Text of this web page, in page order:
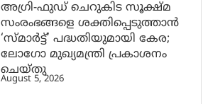
അഗ്രി-ഫുഡ് ചെറുകിട സൂക്ഷ്മ
സംരംഭങ്ങളെ ശക്തിപ്പെടുത്താന്‍
‘സ്മാര്‍ട്ട്’ പദ്ധതിയുമായി കേര;
ലോഗോ മുഖ്യമന്ത്രി പ്രകാശനം
ചെയ്തു
August 5, 2026